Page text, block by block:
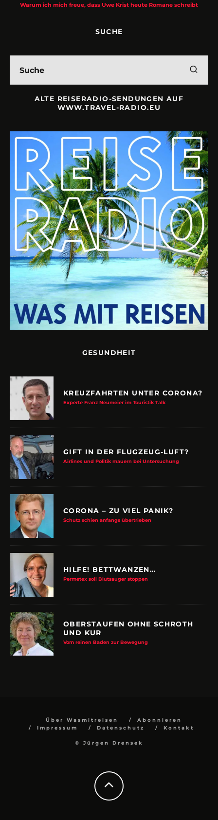
Warum ich mich freue, dass Uwe Krist heute Romane schreibt
SUCHE
ALTE REISERADIO-SENDUNGEN AUF
WWW.TRAVEL-RADIO.EU
GESUNDHEIT
KREUZFAHRTEN UNTER CORONA?
Experte Franz Neumeier im Touristik Talk
GIFT IN DER FLUGZEUG-LUFT?
Airlines und Politik mauern bei Untersuchung
CORONA – ZU VIEL PANIK?
Schutz schien anfangs übertrieben
HILFE! BETTWANZEN…
Permetex soll Blutsauger stoppen
OBERSTAUFEN OHNE SCHROTH
UND KUR
Vom reinen Baden zur Bewegung
Über Wasmitreisen
Abonnieren
Impressum
Datenschutz Kontakt
© Jürgen Drensek